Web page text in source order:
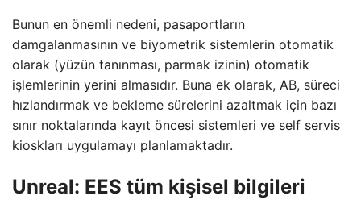
Bunun en önemli nedeni, pasaportların
damgalanmasının ve biyometrik sistemlerin otomatik
olarak (yüzün tanınması, parmak izinin) otomatik
işlemlerinin yerini almasıdır. Buna ek olarak, AB, süreci
hızlandırmak ve bekleme sürelerini azaltmak için bazı
sınır noktalarında kayıt öncesi sistemleri ve self servis
kioskları uygulamayı planlamaktadır.
Unreal: EES tüm kişisel bilgileri